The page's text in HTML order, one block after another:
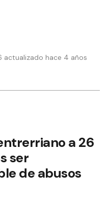
actualizado hace 4 años
a 26
ser
de abusos